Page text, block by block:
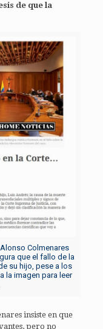
de que la
Colmenares
que el fallo de la
su hijo, pese a los
la imagen para leer
insiste en que
pero no